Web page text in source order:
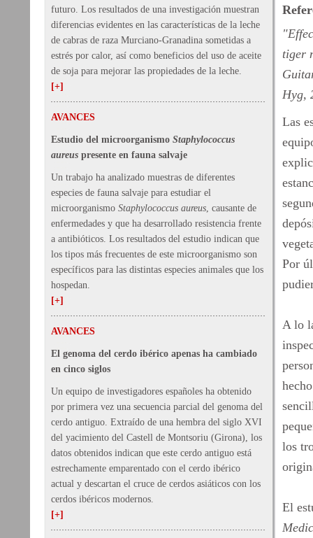
futuro. Los resultados de una investigación muestran
diferencias evidentes en las características de la leche
de cabras de raza Murciano-Granadina sometidas a
estrés por calor, así como beneficios del uso de aceite
de soja para mejorar las propiedades de la leche.
[+]
AVANCES
Estudio del microorganismo Staphylococcus
aureus presente en fauna salvaje
Un trabajo ha analizado muestras de diferentes
especies de fauna salvaje para estudiar el
microorganismo Staphylococcus aureus, causante de
enfermedades y que ha desarrollado resistencia frente
a antibióticos. Los resultados del estudio indican que
los tipos más frecuentes de este microorganismo son
específicos para las distintas especies animales que los
hospedan.
[+]
AVANCES
El genoma del cerdo ibérico apenas ha cambiado
en cinco siglos
Un equipo de investigadores españoles ha obtenido
por primera vez una secuencia parcial del genoma del
cerdo antiguo. Extraído de una hembra del siglo XVI
del yacimiento del Castell de Montsoriu (Girona), los
datos obtenidos indican que este cerdo antiguo está
estrechamente emparentado con el cerdo ibérico
actual y descartan el cruce de cerdos asiáticos con los
cerdos ibéricos modernos.
[+]
tiger
Hyg,
Las
Por
A lo
los
El